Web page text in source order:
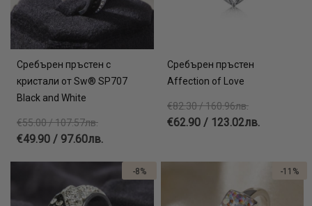
Сребърен пръстен с
кристали от Sw® SP707
Black and White
€55.00 / 107.57лв.
€49.90 / 97.60лв.
Сребърен пръстен
Affection of Love
€82.30 / 160.96лв.
€62.90 / 123.02лв.
-8% -11%